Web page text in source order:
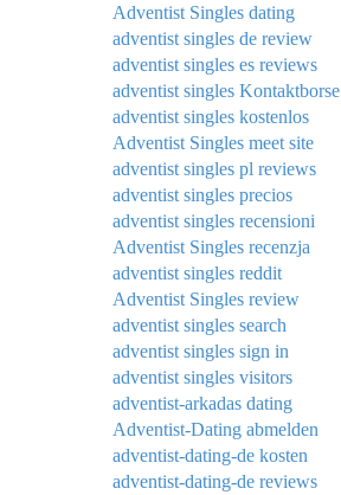
Adventist Singles dating
adventist singles de review
adventist singles es reviews
adventist singles Kontaktborse
adventist singles kostenlos
Adventist Singles meet site
adventist singles pl reviews
adventist singles precios
adventist singles recensioni
Adventist Singles recenzja
adventist singles reddit
Adventist Singles review
adventist singles search
adventist singles sign in
adventist singles visitors
adventist-arkadas dating
Adventist-Dating abmelden
adventist-dating-de kosten
adventist-dating-de reviews